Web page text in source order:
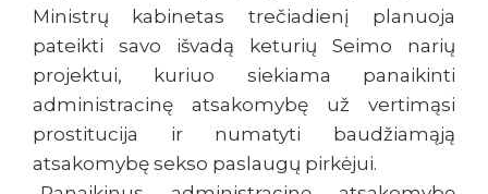
Ministrų kabinetas trečiadienį planuoja
pateikti savo išvadą keturių Seimo narių
projektui, kuriuo siekiama panaikinti
administracinę atsakomybę už vertimąsi
prostitucija ir numatyti baudžiamąją
atsakomybę sekso paslaugų pirkėjui.